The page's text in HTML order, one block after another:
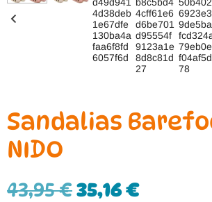
Sandalias
NIDO
43,95€35,16€